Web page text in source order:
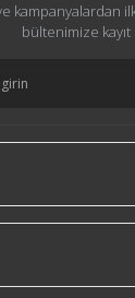
kampanyalardan
bültenimize